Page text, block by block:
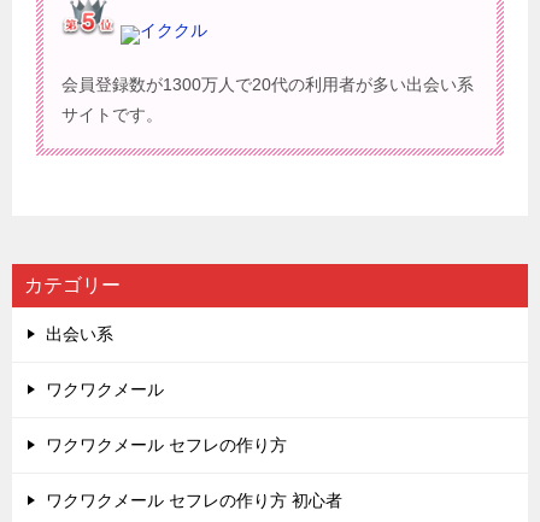
イククル
会員登録数が1300万人で20代の利用者が多い出会い系
サイトです。
カテゴリー
出会い系
ワクワクメール
ワクワクメール セフレの作り方
ワクワクメール セフレの作り方 初心者